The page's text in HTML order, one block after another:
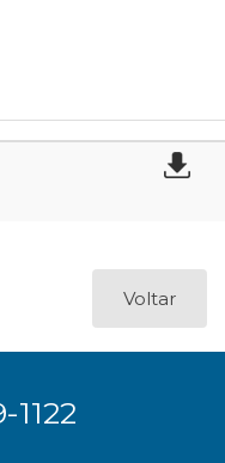
Voltar
1122